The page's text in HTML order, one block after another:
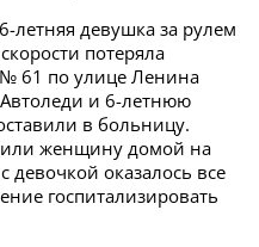
летняя девушка за рулем
потеряла
61 по улице Ленина
и 6-летнюю
в больницу.
женщину домой на
девочкой оказалось все
госпитализировать